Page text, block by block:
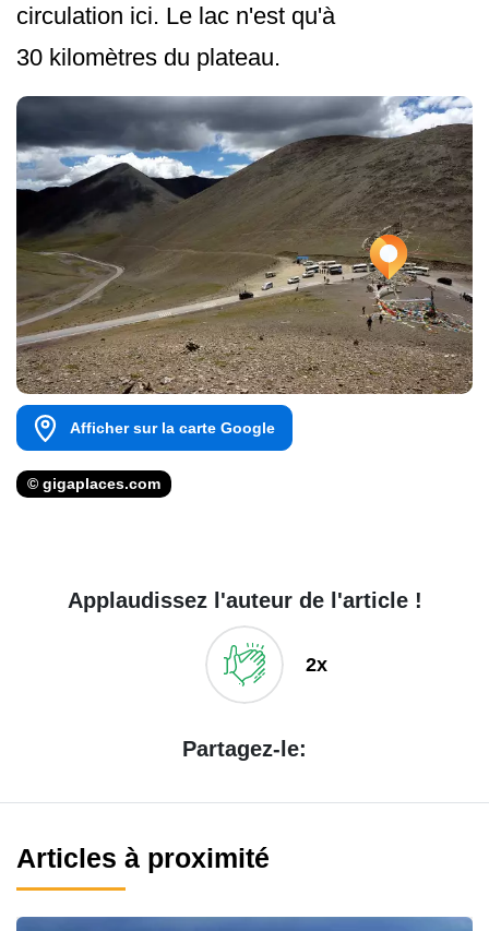
circulation ici. Le lac n'est qu'à
30 kilomètres du plateau.
Afficher sur la carte Google
© gigaplaces.com
Applaudissez l'auteur de l'article !
2x
Partagez-le:
Articles à proximité